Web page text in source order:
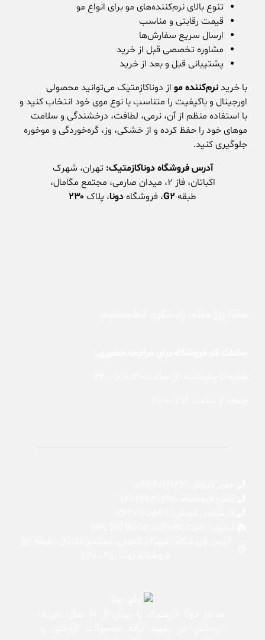
تنوع بالای نرم‌کننده‌های مو برای انواع مو
قیمت رقابتی و مناسب
ارسال سریع سفارش‌ها
مشاوره تخصصی قبل از خرید
پشتیبانی قبل و بعد از خرید
با خرید نرم‌کننده مو از دوناکازمتیک می‌توانید محصولی
اورجینال و باکیفیت را متناسب با نوع موی خود انتخاب کنید و
با استفاده منظم از آن، نرمی، لطافت، درخشندگی و سلامت
موهای خود را حفظ کرده و از خشکی، وز، گره‌خوردگی و موخوره
جلوگیری کنید.
آدرس فروشگاه دوناکازمتیک: تهران، شهرک
اکباتان، فاز ۲، میدان صارمی، مجتمع مگامال،
طبقه G2، فروشگاه دونا، پلاک ۲۳۰